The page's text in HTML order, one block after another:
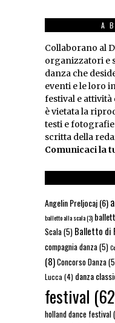
Collaborano al
organizzatori e
danza che
eventi e le loro
festival e
è vietata la
testi e
scritta della
Comunicaci la
Angelin Preljocaj(6)
balletto alla scala(3)
Scala(5) Balletto di
compagnia danza(5)
(8)Concorso Danza
Lucca (4) danza
festival
holland dance festival